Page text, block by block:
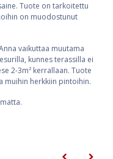
Tuote on tarkoitettu
on muodostunut
vaikuttaa muutama
kunnes terassilla ei
2-3m² kerrallaan. Tuote
muihin herkkiin pintoihin.